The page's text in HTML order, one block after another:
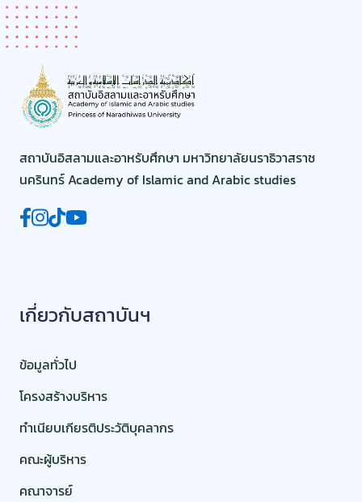
สถาบันอิสลามและอาหรับศึกษา มหาวิทยาลัยนราธิวาสราช
นครินทร์ Academy of Islamic and Arabic studies
เกี่ยวกับสถาบันฯ
ข้อมูลทั่วไป
โครงสร้างบริหาร
ทำเนียบเกียรติประวัติบุคลากร
คณะผู้บริหาร
คณาจารย์